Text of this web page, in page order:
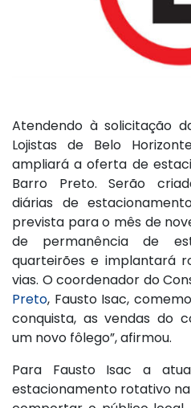
Atendendo à solicitação
Lojistas de Belo
ampliará a oferta de
Barro Preto. Serão
diárias de
prevista para o mês de
de permanência de
quarteirões e implantará
vias. O coordenador do
Preto, Fausto Isac,
conquista, as vendas do
um novo fôlego”, afirmou.
Para Fausto Isac a
estacionamento rotativo